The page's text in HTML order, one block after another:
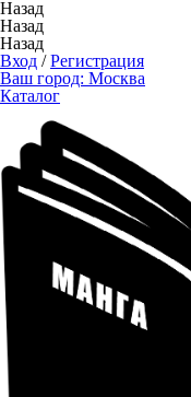
Назад
Назад
Назад
Вход /Регистрация
Ваш город: Москва
Каталог